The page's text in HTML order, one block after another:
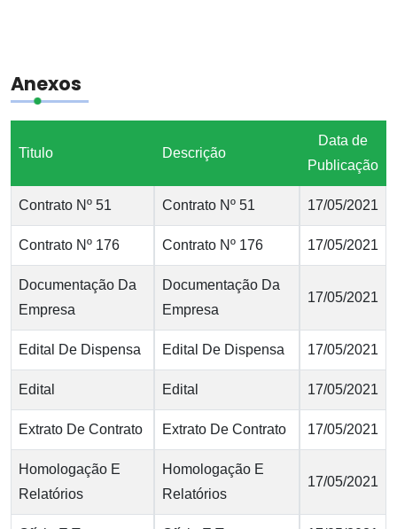
Anexos
Titulo Descrição
Data de
Publicação
Contrato Nº 51 Contrato Nº 51 17/05/2021
Contrato Nº 176 Contrato Nº 176 17/05/2021
Documentação Da
Empresa
Documentação Da
Empresa
17/05/2021
Edital De Dispensa Edital De Dispensa 17/05/2021
Edital Edital 17/05/2021
Extrato De Contrato Extrato De Contrato 17/05/2021
Homologação E
Relatórios
Homologação E
Relatórios
17/05/2021